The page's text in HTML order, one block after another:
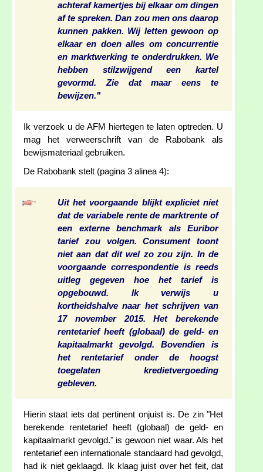
achteraf kamertjes bij elkaar om dingen
af te spreken. Dan zou men ons daarop
kunnen pakken. Wij letten gewoon op
elkaar en doen alles om concurrentie
en marktwerking te onderdrukken. We
hebben stilzwijgend een kartel
gevormd. Zie dat maar eens te
bewijzen."
Ik verzoek u de AFM hiertegen te laten optreden. U
mag het verweerschrift van de Rabobank als
bewijsmateriaal gebruiken.
De Rabobank stelt (pagina 3 alinea 4):
Uit het voorgaande blijkt expliciet níet
dat de variabele rente de marktrente of
een externe benchmark als Euribor
tarief zou volgen. Consument toont
niet aan dat dit wel zo zou zijn. In de
voorgaande correspondentie is reeds
uitleg gegeven hoe het tarief is
opgebouwd. Ik verwijs u
kortheidshalve naar het schrijven van
17 november 2015. Het berekende
rentetarief heeft (globaal) de geld- en
kapitaalmarkt gevolgd. Bovendien is
het rentetarief onder de hoogst
toegelaten kredietvergoeding
gebleven.
Hierin staat iets dat pertinent onjuist is. De zin "Het
berekende rentetarief heeft (globaal) de geld- en
kapitaalmarkt gevolgd." is gewoon niet waar. Als het
rentetarief een internationale standaard had gevolgd,
had ik niet geklaagd. Ik klaag juist over het feit, dat